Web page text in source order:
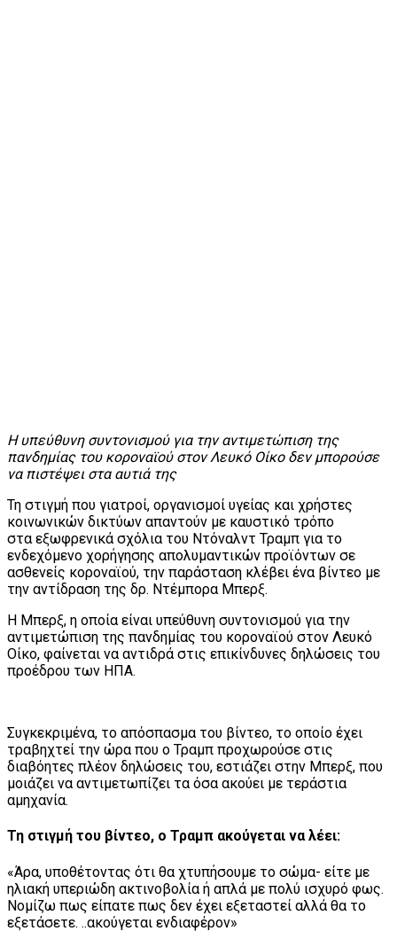
Η υπεύθυνη συντονισμού για την αντιμετώπιση της
πανδημίας του κοροναϊού στον Λευκό Οίκο δεν μπορούσε
να πιστέψει στα αυτιά της
Τη στιγμή που γιατροί, οργανισμοί υγείας και χρήστες
κοινωνικών δικτύων απαντούν με καυστικό τρόπο
στα εξωφρενικά σχόλια του Ντόναλντ Τραμπ για το
ενδεχόμενο χορήγησης απολυμαντικών προϊόντων σε
ασθενείς κοροναϊού, την παράσταση κλέβει ένα βίντεο με
την αντίδραση της δρ. Ντέμπορα Μπερξ.
Η Μπερξ, η οποία είναι υπεύθυνη συντονισμού για την
αντιμετώπιση της πανδημίας του κοροναϊού στον Λευκό
Οίκο, φαίνεται να αντιδρά στις επικίνδυνες δηλώσεις του
προέδρου των ΗΠΑ.
Συγκεκριμένα, το απόσπασμα του βίντεο, το οποίο έχει
τραβηχτεί την ώρα που ο Τραμπ προχωρούσε στις
διαβόητες πλέον δηλώσεις του, εστιάζει στην Μπερξ, που
μοιάζει να αντιμετωπίζει τα όσα ακούει με τεράστια
αμηχανία.
Τη στιγμή του βίντεο, ο Τραμπ ακούγεται να λέει:
«Άρα, υποθέτοντας ότι θα χτυπήσουμε το σώμα- είτε με
ηλιακή υπεριώδη ακτινοβολία ή απλά με πολύ ισχυρό φως.
Νομίζω πως είπατε πως δεν έχει εξεταστεί αλλά θα το
εξετάσετε. ..ακούγεται ενδιαφέρον»